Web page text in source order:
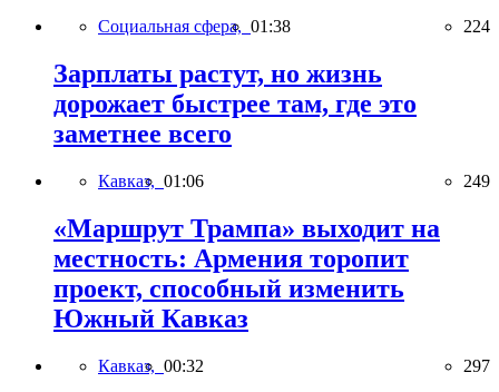
Социальная сфера, 01:38 224
Зарплаты растут, но жизнь
дорожает быстрее там, где это
заметнее всего
Кавказ, 01:06 249
«Маршрут Трампа» выходит на
местность: Армения торопит
проект, способный изменить
Южный Кавказ
Кавказ, 00:32 297